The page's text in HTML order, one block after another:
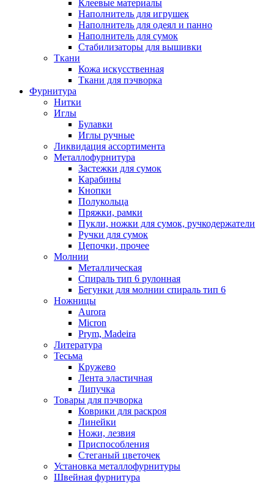
Клеевые материалы
Наполнитель для игрушек
Наполнитель для одеял и панно
Наполнитель для сумок
Стабилизаторы для вышивки
Ткани
Кожа искусственная
Ткани для пэчворка
Фурнитура
Нитки
Иглы
Булавки
Иглы ручные
Ликвидация ассортимента
Металлофурнитура
Застежки для сумок
Карабины
Кнопки
Полукольца
Пряжки, рамки
Пукли, ножки для сумок, ручкодержатели
Ручки для сумок
Цепочки, прочее
Молнии
Металлическая
Спираль тип 6 рулонная
Бегунки для молнии спираль тип 6
Ножницы
Aurora
Micron
Prym, Madeira
Литература
Тесьма
Кружево
Лента эластичная
Липучка
Товары для пэчворка
Коврики для раскроя
Линейки
Ножи, лезвия
Приспособления
Стеганый цветочек
Установка металлофурнитуры
Швейная фурнитура